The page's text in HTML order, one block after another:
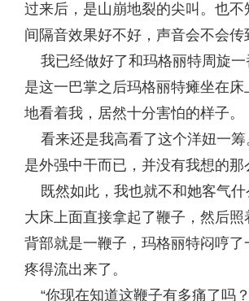
过来后，是山崩地裂的尖叫。也不
间隔音效果好不好，声音会不会传
我已经做好了和玛格丽特周旋一
是这一巴掌之后玛格丽特瘫坐在床
地看着我，居然十分害怕的样子。
看来还是我高看了这个洋妞一筹
是外强中干而已，并没有我想的那
既然如此，我也就不和她客气什
大床上面直接拿起了鞭子，然后照
背部就是一鞭子，玛格丽特闷哼了
疼得流出来了。
“你现在知道这鞭子有多痛了吗